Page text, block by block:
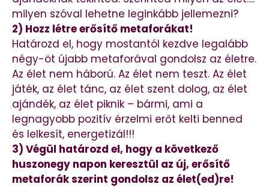
milyen szóval lehetne leginkább jellemezni?
2) Hozz létre erősítő metaforákat!
Határozd el, hogy mostantól kezdve legalább
négy-öt újabb metaforával gondolsz az életre.
Az élet nem háború. Az élet nem teszt. Az élet
játék, az élet tánc, az élet szent dolog, az élet
ajándék, az élet piknik – bármi, ami a
legnagyobb pozitív érzelmi erőt kelti benned
és lelkesít, energetizál!!!
3) Végül határozd el, hogy a következő
huszonegy napon keresztül az új, erősítő
metaforák szerint gondolsz az élet(ed)re!